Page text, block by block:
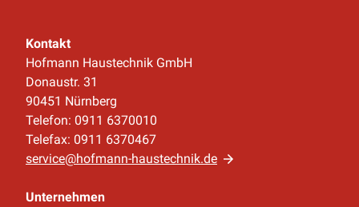
Kontakt
Hofmann Haustechnik GmbH
Donaustr. 31
90451 Nürnberg
Telefon: 0911 6370010
Telefax: 0911 6370467
service@hofmann-haustechnik.de
Unternehmen